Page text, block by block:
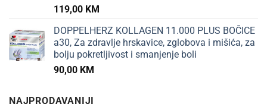
119,00 KM
DOPPELHERZ KOLLAGEN 11.000 PLUS BOČICE
a30, Za zdravlje hrskavice, zglobova i mišića, za
bolju pokretljivost i smanjenje boli
90,00 KM
NAJPRODAVANIJI